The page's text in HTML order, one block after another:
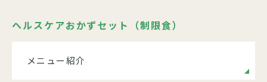
ヘルスケアおかずセット（制限食）
メニュー紹介